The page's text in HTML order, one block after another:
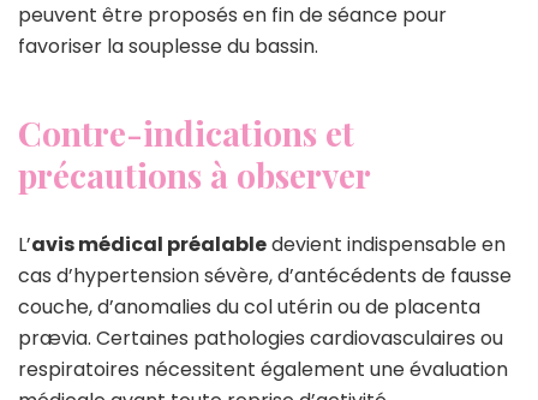
peuvent être proposés en fin de séance pour
favoriser la souplesse du bassin.
Contre-indications et
précautions à observer
L’avis médical préalabledevient indispensable en
cas d’hypertension sévère, d’antécédents de fausse
couche, d’anomalies du col utérin ou de placenta
prævia. Certaines pathologies cardiovasculaires ou
respiratoires nécessitent également une évaluation